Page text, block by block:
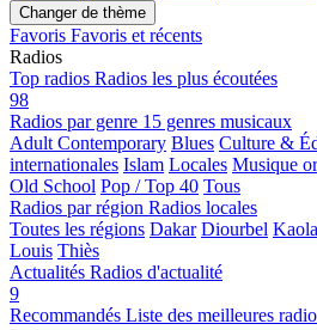
Changer de thème
Favoris Favoris et récents
Radios
Top radios Radios les plus écoutées
98
Radios par genre 15 genres musicaux
Adult Contemporary Blues Culture &
internationales Islam Locales Musique
Old School Pop / Top 40 Tous
Radios par région Radios locales
Toutes les régions Dakar Diourbel
Louis Thiès
Actualités Radios d'actualité
9
Recommandés Liste des meilleures